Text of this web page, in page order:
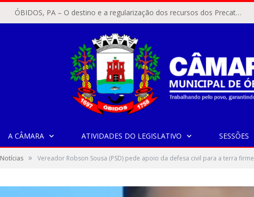
ÓBIDOS, PA – O destino e a regularização dos recursos dos Precatórios do FUNDEF (Fundo de Manutenção e Desenvolvimento do Ensino Fundamental e de Valorização do Magistério) voltaram a pautar as discussões na Câmara Municipal de Óbidos.
A CÂMARA ATIVIDADES DO LEGISLATIVO SESSÕES
Notícias » Vereador Robson Sousa (PSD) pede apoio da defesa civil para a terra firme